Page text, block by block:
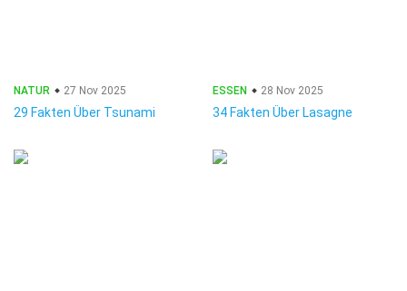
NATUR 27 Nov 2025
29 Fakten Über Tsunami
ESSEN 28 Nov 2025
34 Fakten Über Lasagne